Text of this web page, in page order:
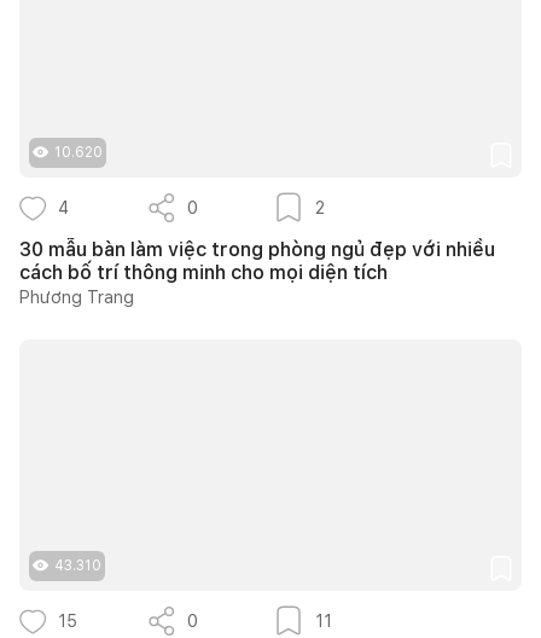
10.620
4 0 2
30 mẫu bàn làm việc trong phòng ngủ đẹp với nhiều
cách bố trí thông minh cho mọi diện tích
Phương Trang
43.310
15 0 11